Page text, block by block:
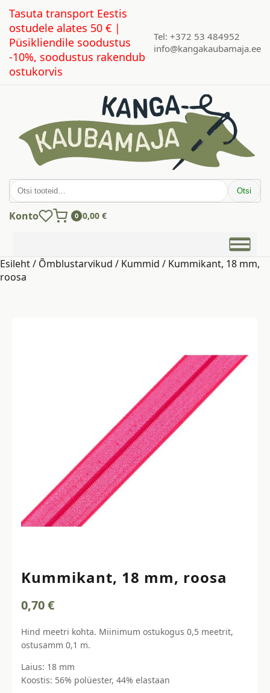
Tasuta transport Eestis
ostudele alates 50 € |
Püsikliendile soodustus
-10%, soodustus rakendub
ostukorvis
Tel: +372 53 484952
info@kangakaubamaja.ee
Otsi: Otsi
Konto 0 0,00 €
Esileht/ Õmblustarvikud / Kummid / Kummikant, 18 mm,
roosa
Kummikant, 18 mm, roosa
0,70€
Hind meetri kohta. Miinimum ostukogus 0,5 meetrit,
ostusamm 0,1 m.
Laius: 18 mm
Koostis: 56% polüester, 44% elastaan